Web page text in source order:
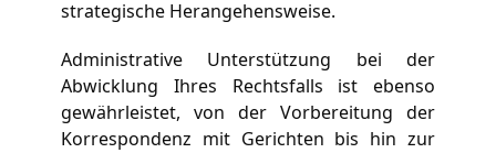
strategische Herangehensweise.
Administrative Unterstützung bei der
Abwicklung Ihres Rechtsfalls ist ebenso
gewährleistet, von der Vorbereitung der
Korrespondenz mit Gerichten bis hin zur